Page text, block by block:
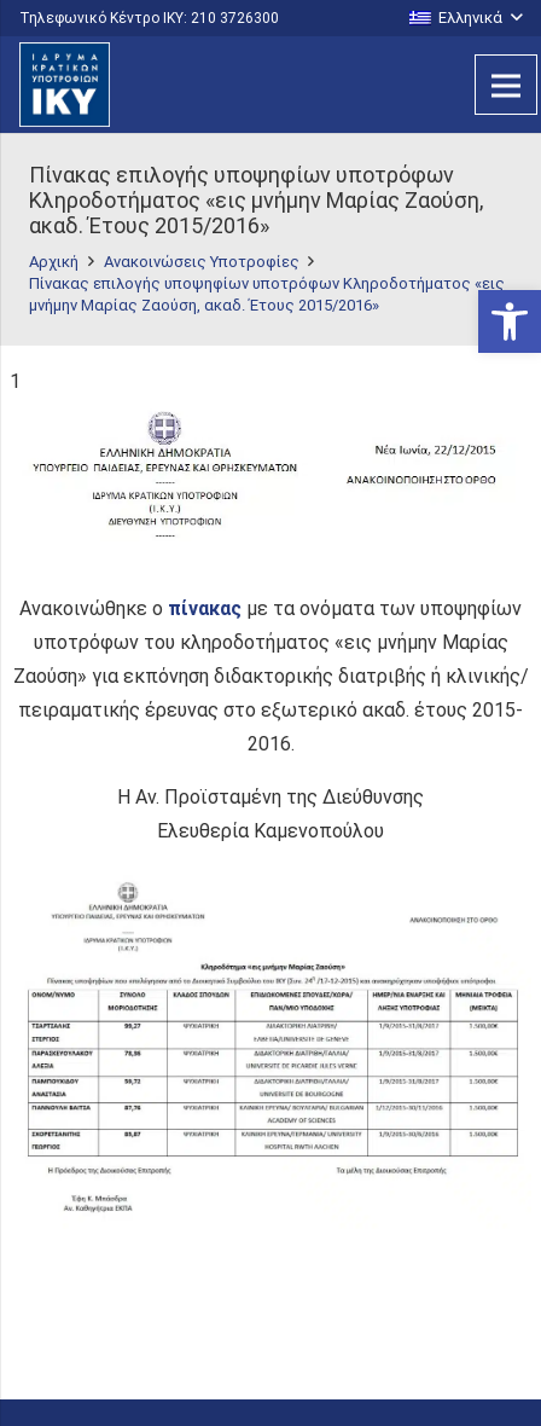
Τηλεφωνικό Κέντρο IKY: 210 3726300 Ελληνικά
Πίνακας επιλογής υποψηφίων υποτρόφων
Κληροδοτήματος «εις μνήμην Μαρίας Ζαούση,
ακαδ. Έτους 2015/2016»
Αρχική
Ανακοινώσεις Υποτροφίες
Πίνακας επιλογής υποψηφίων υποτρόφων Κληροδοτήματος «εις
μνήμην Μαρίας Ζαούση, ακαδ. Έτους 2015/2016»
1
Ανακοινώθηκε ο πίνακας με τα ονόματα των υποψηφίων
υποτρόφων του κληροδοτήματος «εις μνήμην Μαρίας
Ζαούση» για εκπόνηση διδακτορικής διατριβής ή κλινικής/
πειραματικής έρευνας στο εξωτερικό ακαδ. έτους 2015-
2016.
Η Αν. Προϊσταμένη της Διεύθυνσης
Ελευθερία Καμενοπούλου